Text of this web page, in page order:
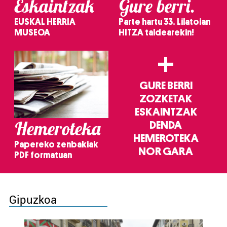
Eskaintzak
EUSKAL HERRIA
MUSEOA
Gure berri.
Parte hartu 33. Lilatoian
HITZA taldearekin!
Hemeroteka
Papereko zenbakiak
PDF formatuan
+
GURE BERRI
ZOZKETAK
ESKAINTZAK
DENDA
HEMEROTEKA
NOR GARA
Gipuzkoa